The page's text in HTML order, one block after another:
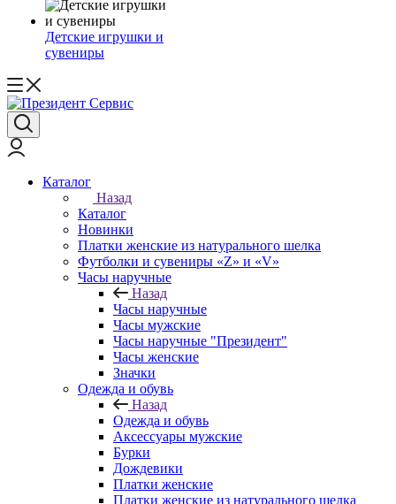
Детские игрушки и
сувениры
Каталог
Назад
Каталог
Новинки
Платки женские из натурального шелка
Футболки и сувениры «Z» и «V»
Часы наручные
Назад
Часы наручные
Часы мужские
Часы наручные "Президент"
Часы женские
Значки
Одежда и обувь
Назад
Одежда и обувь
Аксессуары мужские
Бурки
Дождевики
Платки женские
Платки женские из натурального шелка